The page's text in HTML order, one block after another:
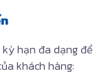
hạn đa dạng để
khách hàng: